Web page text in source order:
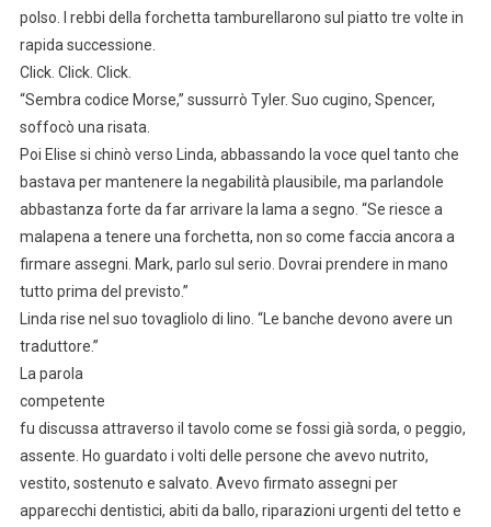
polso. I rebbi della forchetta tamburellarono sul piatto tre volte in
rapida successione.
Click. Click. Click.
“Sembra codice Morse,” sussurrò Tyler. Suo cugino, Spencer,
soffocò una risata.
Poi Elise si chinò verso Linda, abbassando la voce quel tanto che
bastava per mantenere la negabilità plausibile, ma parlandole
abbastanza forte da far arrivare la lama a segno. “Se riesce a
malapena a tenere una forchetta, non so come faccia ancora a
firmare assegni. Mark, parlo sul serio. Dovrai prendere in mano
tutto prima del previsto.”
Linda rise nel suo tovagliolo di lino. “Le banche devono avere un
traduttore.”
La parola
competente
fu discussa attraverso il tavolo come se fossi già sorda, o peggio,
assente. Ho guardato i volti delle persone che avevo nutrito,
vestito, sostenuto e salvato. Avevo firmato assegni per
apparecchi dentistici, abiti da ballo, riparazioni urgenti del tetto e